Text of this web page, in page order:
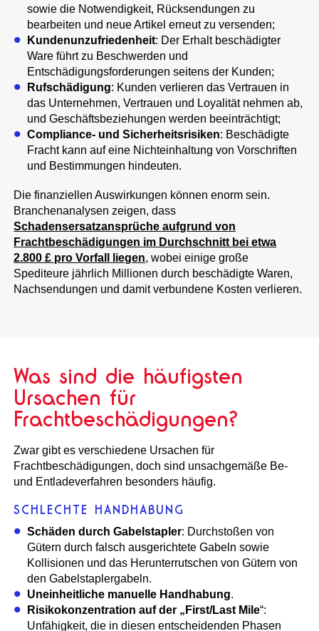
sowie die Notwendigkeit, Rücksendungen zu
bearbeiten und neue Artikel erneut zu versenden;
Kundenunzufriedenheit: Der Erhalt beschädigter
Ware führt zu Beschwerden und
Entschädigungsforderungen seitens der Kunden;
Rufschädigung: Kunden verlieren das Vertrauen in
das Unternehmen, Vertrauen und Loyalität nehmen ab,
und Geschäftsbeziehungen werden beeinträchtigt;
Compliance- und Sicherheitsrisiken: Beschädigte
Fracht kann auf eine Nichteinhaltung von Vorschriften
und Bestimmungen hindeuten.
Die finanziellen Auswirkungen können enorm sein.
Branchenanalysen zeigen, dass
Schadensersatzansprüche aufgrund von
Frachtbeschädigungen im Durchschnitt bei etwa
2.800 £ pro Vorfall liegen, wobei einige große
Spediteure jährlich Millionen durch beschädigte Waren,
Nachsendungen und damit verbundene Kosten verlieren.
Was sind die häufigsten
Ursachen für
Frachtbeschädigungen?
Zwar gibt es verschiedene Ursachen für
Frachtbeschädigungen, doch sind unsachgemäße Be-
und Entladeverfahren besonders häufig.
SCHLECHTE HANDHABUNG
Schäden durch Gabelstapler: Durchstoßen von
Gütern durch falsch ausgerichtete Gabeln sowie
Kollisionen und das Herunterrutschen von Gütern von
den Gabelstaplergabeln.
Uneinheitliche manuelle Handhabung.
Risikokonzentration auf der „First/Last Mile“:
Unfähigkeit, die in diesen entscheidenden Phasen